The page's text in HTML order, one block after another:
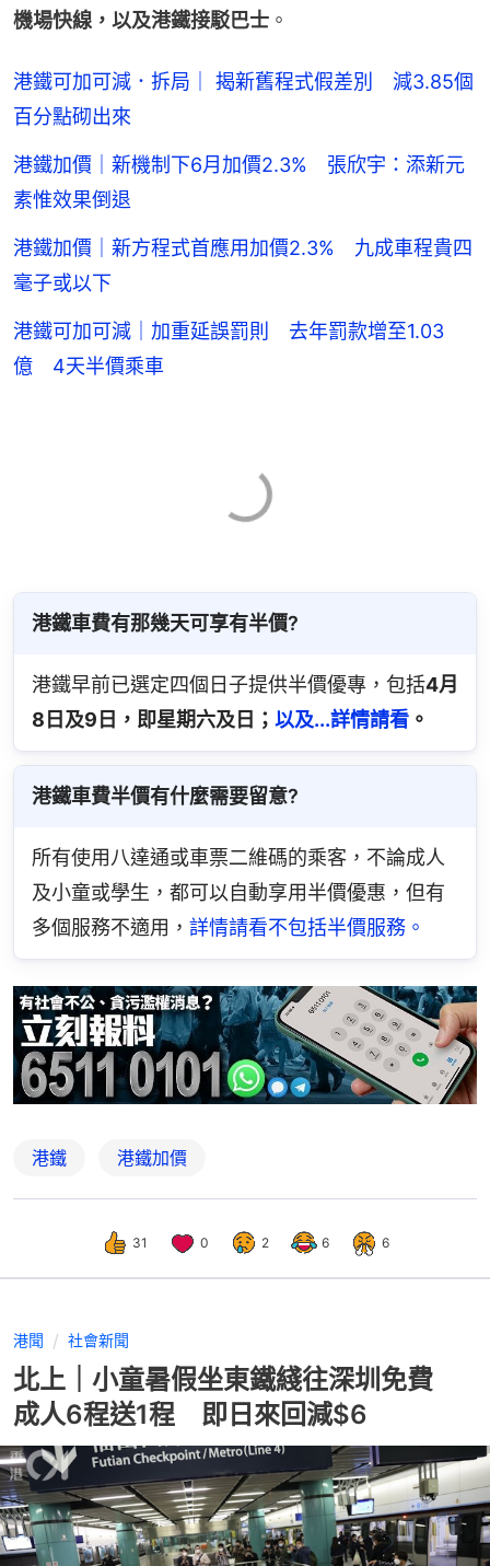
機場快線，以及港鐵接駁巴士 。
港鐵可加可減．拆局｜ 揭新舊程式假差別 減3.85個
百分點砌出來
港鐵加價｜新機制下6月加價2.3% 張欣宇：添新元
素惟效果倒退
港鐵加價｜新方程式首應用加價2.3% 九成車程貴四
毫子或以下
港鐵可加可減｜加重延誤罰則 去年罰款增至1.03
億 4天半價乘車
港鐵車費有那幾天可享有半價?
港鐵早前已選定四個日子提供半價優專，包括4月
8日及9日，即星期六及日； 以及...詳情請看 。
港鐵車費半價有什麼需要留意?
所有使用八達通或車票二維碼的乘客，不論成人
及小童或學生，都可以自動享用半價優惠，但有
多個服務不適用， 詳情請看不包括半價服務。
港鐵 港鐵加價
31 0 2 6 6
港聞 社會新聞
北上｜小童暑假坐東鐵綫往深圳免費
成人6程送1程 即日來回減$6